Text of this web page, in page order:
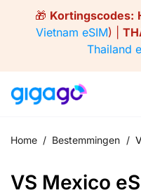
🎁 Kortingscodes:
Vietnam eSIM) |
Thailand
Home / Bestemmingen /
VS Mexico